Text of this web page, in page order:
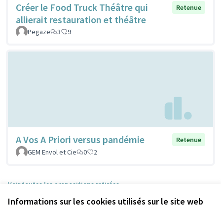
Informations sur les cookies utilisés sur le site web
Créer le Food Truck Théâtre qui
allierait restauration et théâtre
Retenue
Pegaze 3 9
A Vos A Priori versus pandémie
Retenue
GEM Envol et Cie
0 2
Voir toutes les propositions retirées